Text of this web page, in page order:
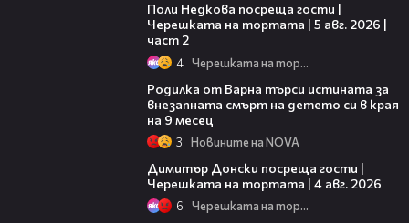
Поли Недкова посреща гости |
Черешката на тортата | 5 авг. 2026 |
част 2
4 Черешката на тортата
Родилка от Варна търси истината за
внезапната смърт на детето си в края
на 9 месец
3 Новините на NOVA
Димитър Донски посреща гости |
Черешката на тортата | 4 авг. 2026
6 Черешката на тортата